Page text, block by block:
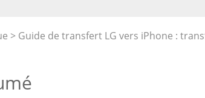
> Guide de transfert LG vers iPhone :